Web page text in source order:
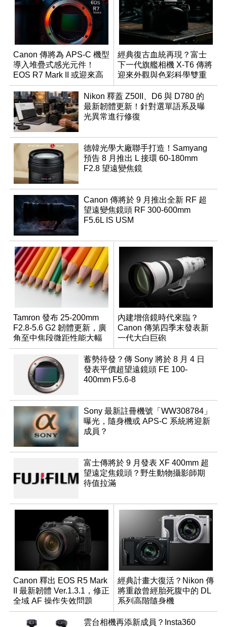
Canon 傳將為 APS-C 機型
導入堆疊式感光元件！
EOS R7 Mark II 或迎來高
速讀出升級
經典復古血統再現？富士
下一代旗艦相機 X-T6 傳將
迎來外觀與色彩科學雙重
優化
Nikon 釋蓋 Z50II、D6 與 D780 的
最新韌體更新！針對選單語系及曝
光異常進行修復
德韓光學大廠聯手打造！Samyang
預告 8 月推出 L 接環 60-180mm
F2.8 望遠變焦鏡
Canon 傳將於 9 月推出全新 RF 超
望遠變焦鏡頭 RF 300-600mm
F5.6L IS USM
Tamron 發布 25-200mm
F2.8-5.6 G2 韌體更新，廣
角至中焦段微距性能大幅
升級
內建增倍鏡時代來臨？
Canon 傳第四季末發表新
一代大白巨砲
蓄勢待發？傳 Sony 將於 8 月 4 日
發表平價超望遠鏡頭 FE 100-
400mm F5.6-8
Sony 最新註冊機號「WW308784」
曝光，隨身機或 APS-C 系統將迎新
成員？
富士傳將於 9 月發表 XF 400mm 超
望遠定焦鏡頭？野生動物攝影師期
待值拉滿
Canon 釋出 EOS R5 Mark
II 最新韌體 Ver.1.3.1，修正
全域 AF 操作失效問題
經典計畫大復活？Nikon 傳
將重啟曾經胎死腹中的 DL
系列高階隨身機
雲台相機再添新成員？Insta360